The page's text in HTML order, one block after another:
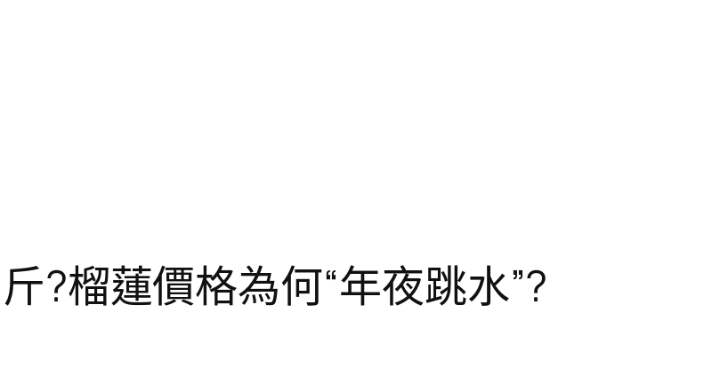
?榴蓮價格為何“年夜跳水”?